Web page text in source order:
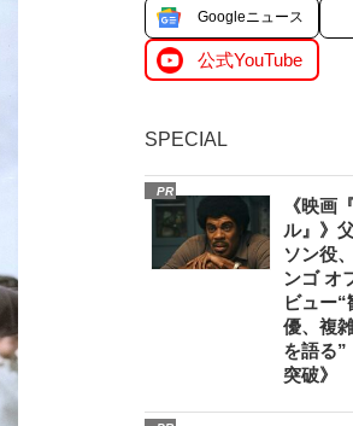
Googleニュース
公式YouTube
SPECIAL
PR
《映画
ル』》
ソン役
ンゴ オ
ビュー
優、複
を語る”
突破》